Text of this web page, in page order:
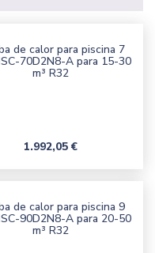
de calor para piscina 7
70D2N8-A para 15-30
m³ R32
Precio
1.992,05 €
de calor para piscina 9
90D2N8-A para 20-50
m³ R32